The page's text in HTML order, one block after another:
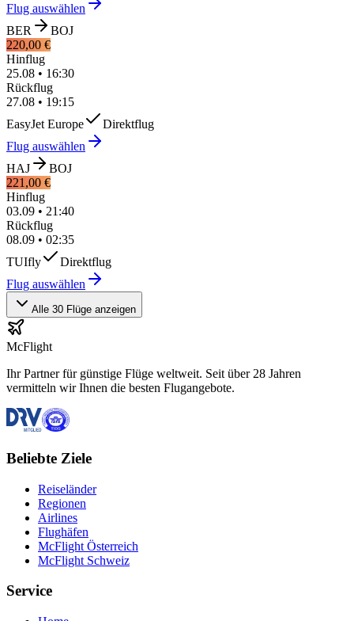
Flug auswählen
BER
BOJ
220,00 €
Hinflug
25.08 • 16:30
Rückflug
27.08 • 19:15
EasyJet Europe
Direktflug
Flug auswählen
HAJ
BOJ
221,00 €
Hinflug
03.09 • 21:40
Rückflug
08.09 • 02:35
TUIfly
Direktflug
Flug auswählen
Alle 30 Flüge anzeigen
McFlight
Ihr Partner für günstige Flüge weltweit. Seit über 28 Jahren
vermitteln wir Ihnen die besten Flugangebote.
Beliebte Ziele
Reiseländer
Regionen
Airlines
Flughäfen
McFlight Österreich
McFlight Schweiz
Service